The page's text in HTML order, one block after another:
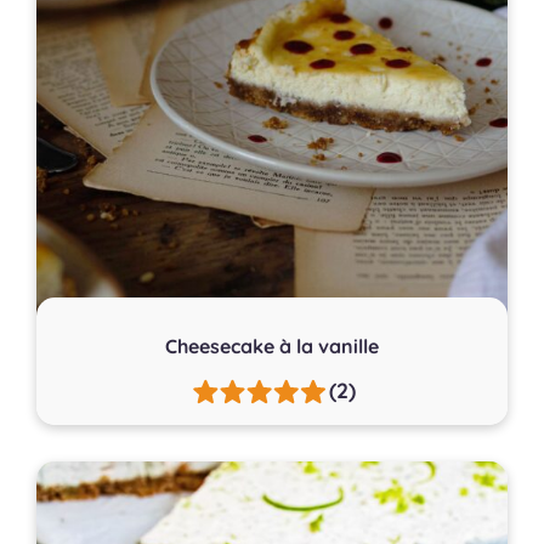
Cheesecake à la vanille
(2)